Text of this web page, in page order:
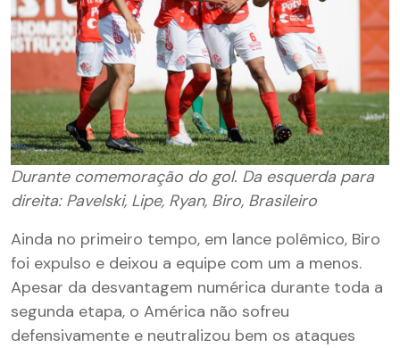
Durante comemoração do gol. Da esquerda para
direita: Pavelski, Lipe, Ryan, Biro, Brasileiro
Ainda no primeiro tempo, em lance polêmico, Biro
foi expulso e deixou a equipe com um a menos.
Apesar da desvantagem numérica durante toda a
segunda etapa, o América não sofreu
defensivamente e neutralizou bem os ataques